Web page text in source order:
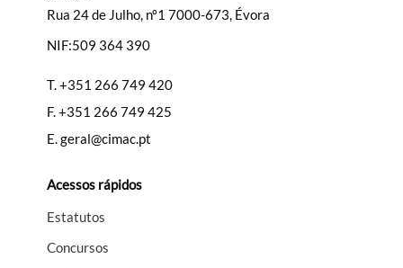
Rua 24 de Julho, nº1 7000-673, Évora
NIF:509 364 390
T.+351 266 749 420
F.+351 266 749 425
E.geral@cimac.pt
Acessos rápidos
Estatutos
Concursos